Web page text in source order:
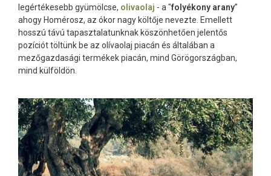
legértékesebb gyümölcse, olivaolaj - a "folyékony arany”
ahogy Homérosz, az ókor nagy költője nevezte. Emellett
hosszú távú tapasztalatunknak köszönhetően jelentős
pozíciót töltünk be az olívaolaj piacán és általában a
mezőgazdasági termékek piacán, mind Görögországban,
mind külföldön.